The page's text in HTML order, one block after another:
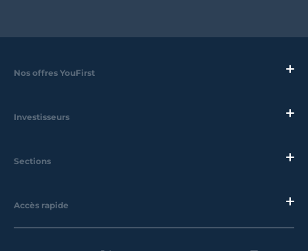
Nos offres YouFirst
Investisseurs
Sections
Accès rapide